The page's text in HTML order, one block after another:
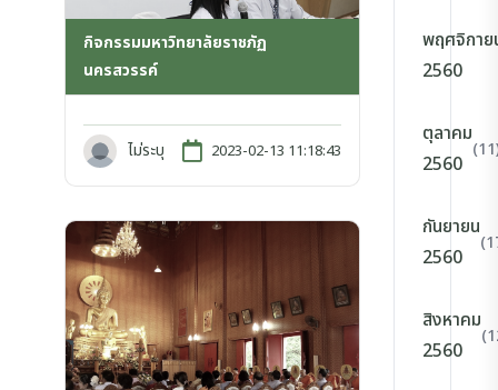
กิจกรรมมหาวิทยาลัยราชภัฏ
นครสวรรค์
ไม่ระบุ 2023-02-13 11:18:43
พฤศจิกาย
2560
ตุลาคม
2560
กันยายน
2560
สิงหาคม
2560